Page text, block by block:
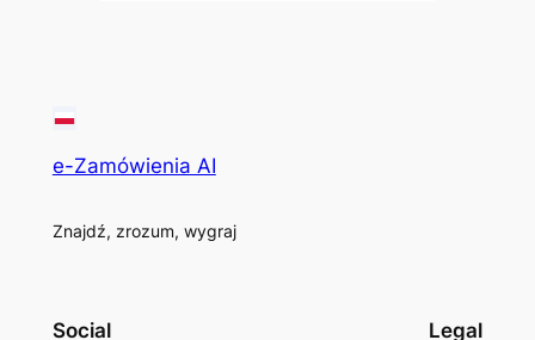
e-Zamówienia AI
Znajdź, zrozum, wygraj
Social Legal